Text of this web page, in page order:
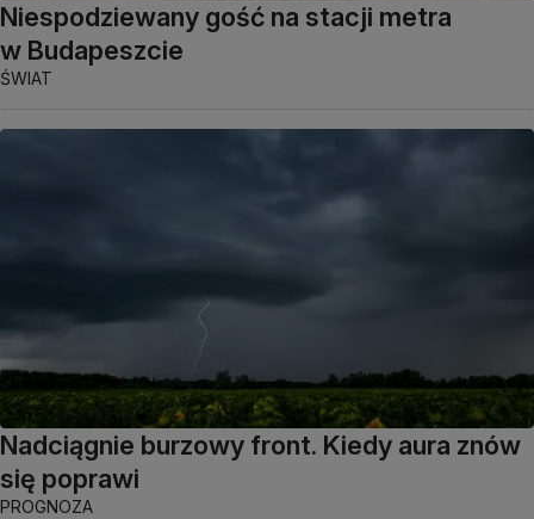
Niespodziewany gość na stacji metra
w Budapeszcie
ŚWIAT
Nadciągnie burzowy front. Kiedy aura znów
się poprawi
PROGNOZA